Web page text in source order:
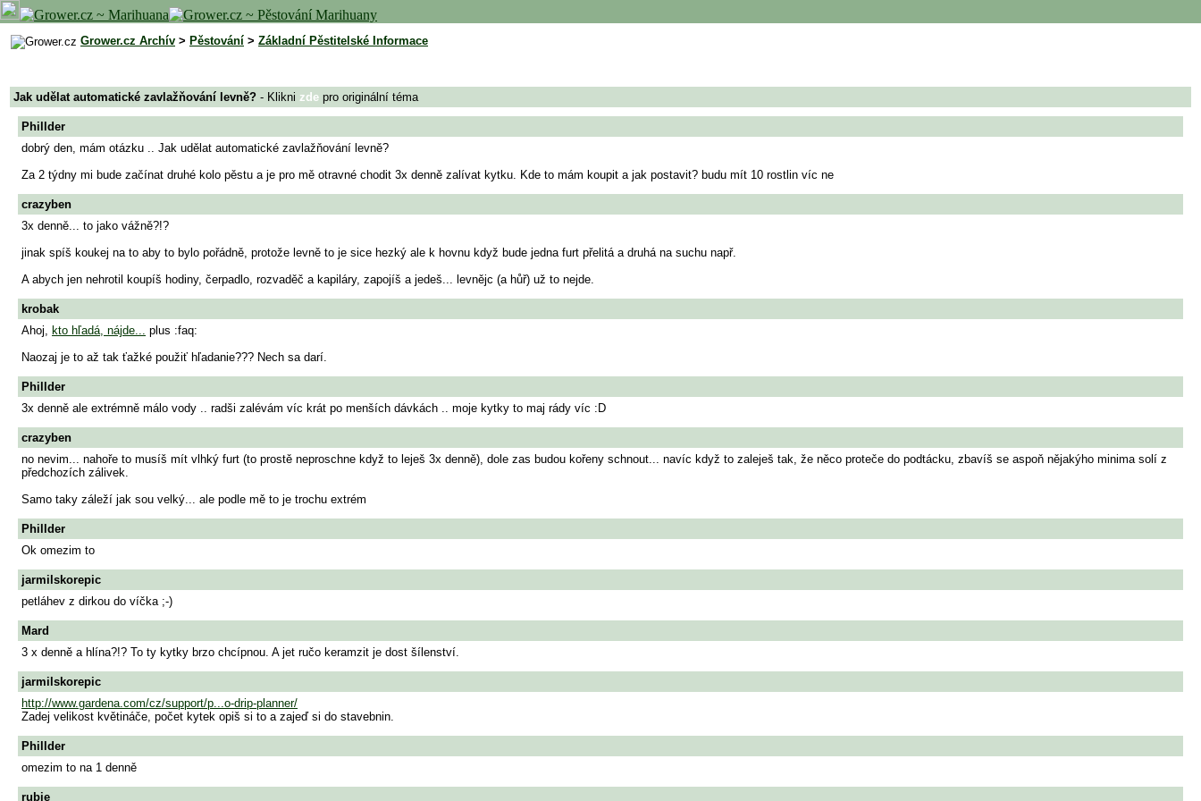
Grower.cz Archív > Pěstování > Základní Pěstitelské Informace
Jak udělat automatické zavlažňování levně? - Klikni zde pro originální téma
Phillder
dobrý den, mám otázku .. Jak udělat automatické zavlažňování levně?
Za 2 týdny mi bude začínat druhé kolo pěstu a je pro mě otravné chodit 3x denně zalívat kytku. Kde to mám koupit a jak postavit? budu mít 10 rostlin víc ne
crazyben
3x denně... to jako vážně?!?
jinak spíš koukej na to aby to bylo pořádně, protože levně to je sice hezký ale k hovnu když bude jedna furt přelitá a druhá na suchu např.
A abych jen nehrotil koupíš hodiny, čerpadlo, rozvaděč a kapiláry, zapojíš a jedeš... levnějc (a hůř) už to nejde.
krobak
Ahoj, kto hľadá, nájde... plus :faq:
Naozaj je to až tak ťažké použiť hľadanie??? Nech sa darí.
Phillder
3x denně ale extrémně málo vody .. radši zalévám víc krát po menších dávkách .. moje kytky to maj rády víc :D
crazyben
no nevim... nahoře to musíš mít vlhký furt (to prostě neproschne když to leješ 3x denně), dole zas budou kořeny schnout... navíc když to zaleješ tak, že něco proteče do podtácku, zbavíš se aspoň nějakýho minima solí z
předchozích zálivek.
Samo taky záleží jak sou velký... ale podle mě to je trochu extrém
Phillder
Ok omezim to
jarmilskorepic
petláhev z dirkou do víčka ;-)
Mard
3 x denně a hlína?!? To ty kytky brzo chcípnou. A jet ručo keramzit je dost šílenství.
jarmilskorepic
http://www.gardena.com/cz/support/p...o-drip-planner/
Zadej velikost květináče, počet kytek opiš si to a zajeď si do stavebnin.
Phillder
omezim to na 1 denně
rubie